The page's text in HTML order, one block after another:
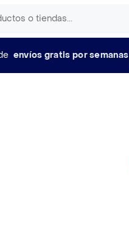
envíos gratis por semanas